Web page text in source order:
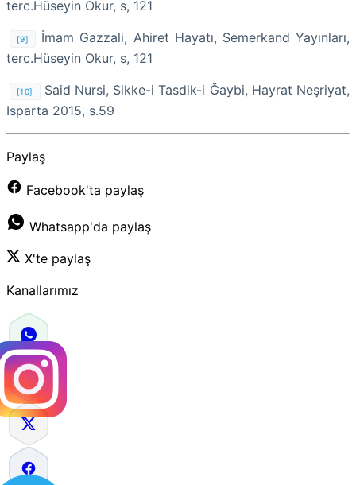
terc.Hüseyin Okur, s, 121
[9]
İmam Gazzali, Ahiret Hayatı, Semerkand Yayınları,
terc.Hüseyin Okur, s, 121
[10]
Said Nursi, Sikke-i Tasdik-i Ğaybi, Hayrat Neşriyat,
Isparta 2015, s.59
Paylaş
Facebook'ta paylaş
Whatsapp'da paylaş
X'te paylaş
Kanallarımız